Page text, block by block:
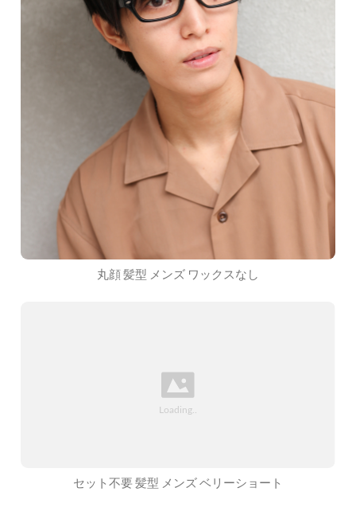
丸顔 髪型 メンズ ワックスなし
セット不要 髪型 メンズ ベリーショート